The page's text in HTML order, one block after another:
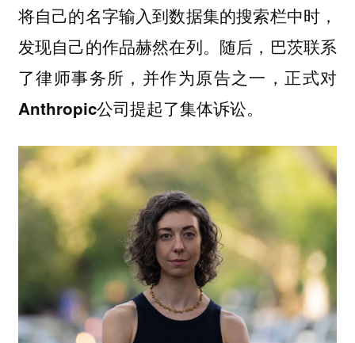
将自己的名字输入到数据集的搜索栏中时，
发现自己的作品赫然在列。随后，巴茨联系
了律师事务所，并作为原告之一， 正式对
Anthropic公司提起了集体诉讼。